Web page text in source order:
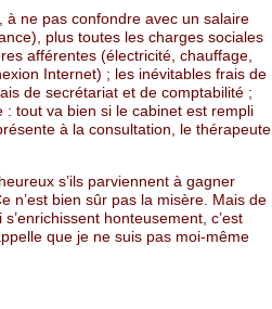
à ne pas confondre avec un salaire
plus toutes les charges sociales
afférentes (électricité, chauffage,
Internet) ; les inévitables frais de
de secrétariat et de comptabilité ;
: tout va bien si le cabinet est rempli
à la consultation, le thérapeute
s’ils parviennent à gagner
n’est bien sûr pas la misère. Mais de
honteusement, c’est
que je ne suis pas moi-même